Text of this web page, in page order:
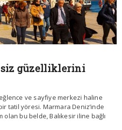
güzelliklerini
ve sayfiye merkezi haline
tatil yöresi. Marmara Deniz’inde
bu belde, Balıkesir iline bağlı